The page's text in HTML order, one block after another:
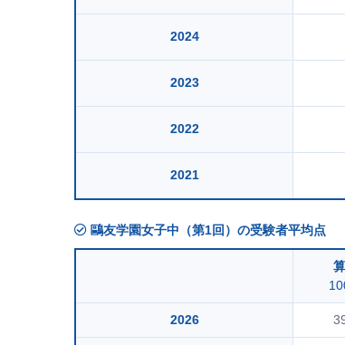
2024
2023
2022
2021
鷗友学園女子中（第1回）の受験者平均点
2026